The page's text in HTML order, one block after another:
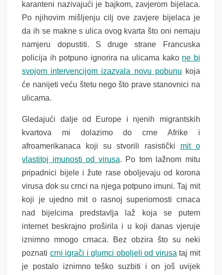
karanteni nazivajući je bajkom, zavjerom bijelaca.
Po njihovim mišljenju cilj ove zavjere bijelaca je
da ih se makne s ulica ovog kvarta što oni nemaju
namjeru dopustiti. S druge strane Francuska
policija ih potpuno ignorira na ulicama kako ne bi
svojom intervencijom izazvala novu pobunu koja
će nanijeti veću štetu nego što prave stanovnici na
ulicama.
Gledajući dalje od Europe i njenih migrantskih
kvartova mi dolazimo do crne Afrike i
afroamerikanaca koji su stvorili rasistički mit o
vlastitoj imunosti od virusa. Po tom lažnom mitu
pripadnici bijele i žute rase oboljevaju od korona
virusa dok su crnci na njega potpuno imuni. Taj mit
koji je ujedno mit o rasnoj superiornosti crnaca
nad bijelcima predstavlja laž koja se putem
internet beskrajno proširila i u koji danas vjeruje
iznimno mnogo crnaca. Bez obzira što su neki
poznati crni igrači i glumci oboljeli od virusa taj mit
je postalo iznimno teško suzbiti i on još uvijek